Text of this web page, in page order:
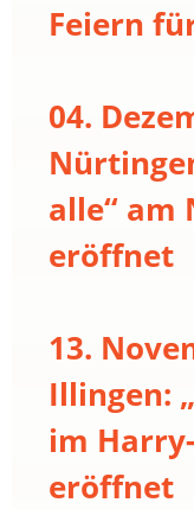
Feiern
04.
alle“ am
eröffnet
13.
Illingen:
im
eröffnet